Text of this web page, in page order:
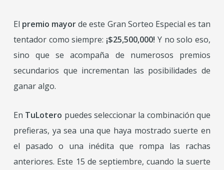
El premio mayorde este Gran Sorteo Especial es tan
tentador como siempre: ¡$25,500,000! Y no solo eso,
sino que se acompaña de numerosos premios
secundarios que incrementan las posibilidades de
ganar algo.
En TuLotero puedes seleccionar la combinación que
prefieras, ya sea una que haya mostrado suerte en
el pasado o una inédita que rompa las rachas
anteriores. Este 15 de septiembre, cuando la suerte